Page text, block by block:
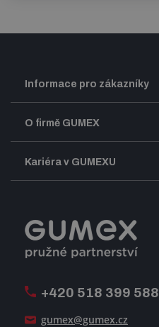
+420 518 399 588
gumex@gumex.cz
Informace pro zákazníky
Doprava a zasílání zboží
Obchodní podmínky
Registrace a spolupráce
Firemní časopis Géčko
O firmě GUMEX
Představení firmy GUMEX
Úpravy na míru a montáže
Kariéra v GUMEXU
Volná pracovní místa